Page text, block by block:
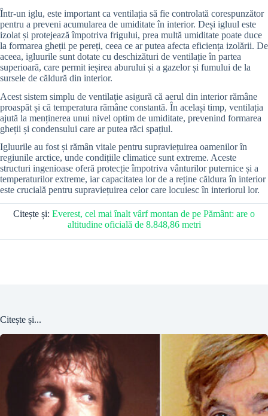
Într-un iglu, este important ca ventilația să fie controlată corespunzător
pentru a preveni acumularea de umiditate în interior. Deși igluul este
izolat și protejează împotriva frigului, prea multă umiditate poate duce
la formarea gheții pe pereți, ceea ce ar putea afecta eficiența izolării. De
aceea, igluurile sunt dotate cu deschizături de ventilație în partea
superioară, care permit ieșirea aburului și a gazelor și fumului de la
sursele de căldură din interior.
Acest sistem simplu de ventilație asigură că aerul din interior rămâne
proaspăt și că temperatura rămâne constantă. În același timp, ventilația
ajută la menținerea unui nivel optim de umiditate, prevenind formarea
gheții și condensului care ar putea răci spațiul.
Igluurile au fost și rămân vitale pentru supraviețuirea oamenilor în
regiunile arctice, unde condițiile climatice sunt extreme. Aceste
structuri ingenioase oferă protecție împotriva vânturilor puternice și a
temperaturilor extreme, iar capacitatea lor de a reține căldura în interior
este crucială pentru supraviețuirea celor care locuiesc în interiorul lor.
Citește și: Everest, cel mai înalt vârf montan de pe Pământ: are o
altitudine oficială de 8.848,86 metri
Citește și...